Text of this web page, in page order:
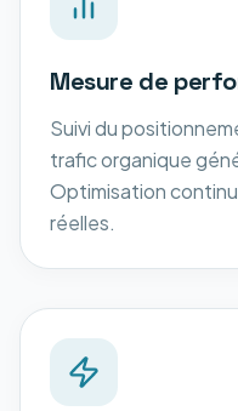
Mesure de
Suivi du
trafic organique
Optimisation
réelles.